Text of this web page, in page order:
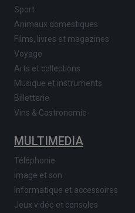
Sport
Animaux domestiques
Films, livres et magazines
Voyage
Arts et collections
Musique et instruments
Billetterie
Vins & Gastronomie
MULTIMEDIA
Téléphonie
Image et son
Informatique et accessoires
Jeux vidéo et consoles